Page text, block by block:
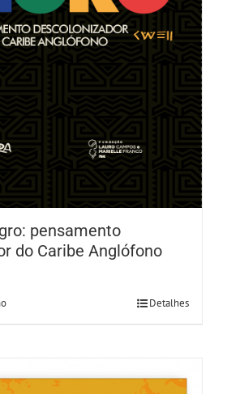
pensamento
do Caribe Anglófono
Detalhes